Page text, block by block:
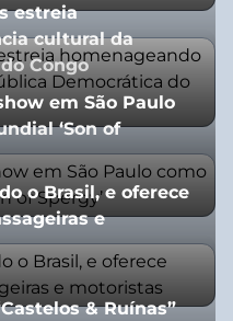
estreia
cultural da
Congo
em São Paulo
‘Son of
o Brasil, e oferece
e
& Ruínas”